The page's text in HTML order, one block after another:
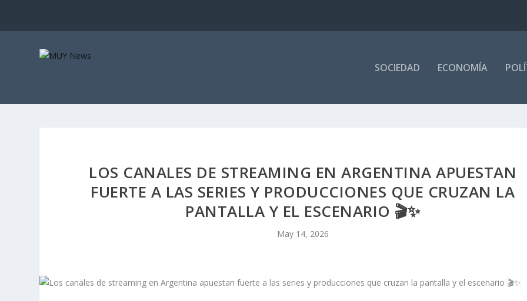
SOCIEDAD ECONOMÍA
LOS CANALES DE STREAMING EN ARGENTINA APUESTAN
FUERTE A LAS SERIES Y PRODUCCIONES QUE CRUZAN LA
PANTALLA Y EL ESCENARIO 🎬✨
May 14, 2026